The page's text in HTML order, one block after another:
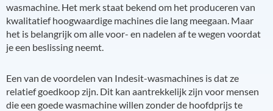
wasmachine. Het merk staat bekend om het produceren van
kwalitatief hoogwaardige machines die lang meegaan. Maar
het is belangrijk om alle voor- en nadelen af te wegen voordat
je een beslissing neemt.
Een van de voordelen van Indesit-wasmachines is dat ze
relatief goedkoop zijn. Dit kan aantrekkelijk zijn voor mensen
die een goede wasmachine willen zonder de hoofdprijs te